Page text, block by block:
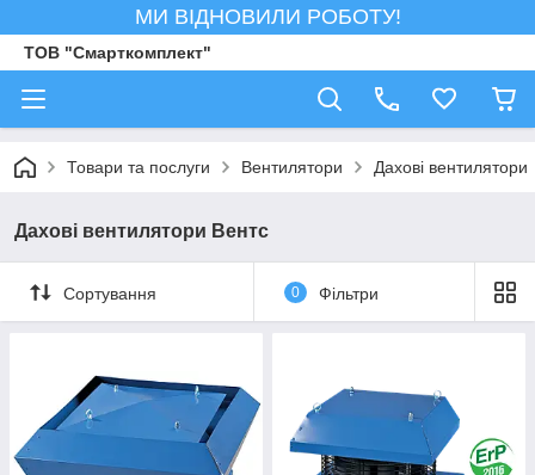
МИ ВІДНОВИЛИ РОБОТУ!
ТОВ "Смарткомплект"
Товари та послуги Вентилятори Дахові вентилятори
Дахові вентилятори Вентс
Сортування 0 Фільтри